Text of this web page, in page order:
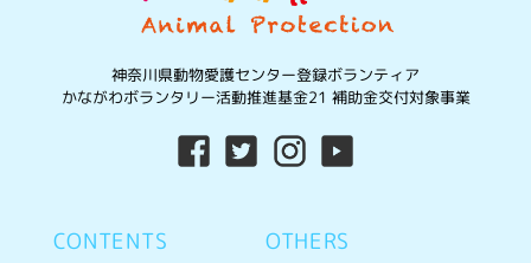
CONTENTS
神奈川県動物愛護センター登録ボランティア
かながわボランタリー活動推進基金21 補助金交付対象事業
OTHERS